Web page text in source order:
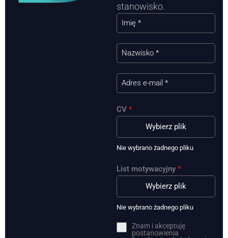
stanowisko.
CV*
Wybierz plik
Nie wybrano żadnego pliku
List motywacyjny*
Wybierz plik
Nie wybrano żadnego pliku
Znam i akceptuję
postanowienia